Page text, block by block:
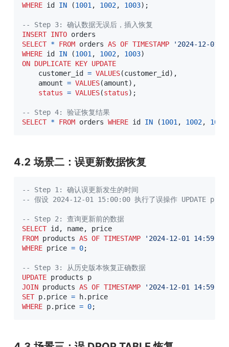
WHERE id IN (1001 , 1002, 1003) ;
-- Step 3: 确认数据无误后，插入恢复
INSERT INTO
SELECT * FROM orders AS OF TIMESTAMP
'2024-12-01
WHERE id IN (1001 , 1002, 1003)
ON DUPLICATE KEY UPDATE
    customer_id
= VALUES(customer_id ) ,
    amount
= VALUES(amount) ,
status = VALUES(status) ;
-- Step 4: 验证恢复结果
SELECT * FROM orders WHERE id IN (1001 , 1002, 1003
4.2 场景二：误更新数据恢复
-- Step 1: 确认误更新发生的时间
-- 假设 2024-12-01 15:00:00 执行了误操作 UPDATE
-- Step 2: 查询更新前的数据
SELECT id , name,
FROM products AS OF TIMESTAMP
'2024-12-01
WHERE price = 0;
-- Step 3: 从历史版本恢复正确数据
UPDATE
JOIN products AS OF TIMESTAMP
'2024-12-01
SET p. price = h.
WHERE p. price = 0;